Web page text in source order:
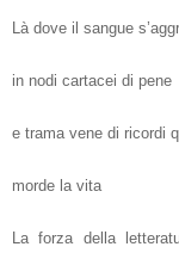
Là dove il sangue
in nodi cartacei di pene
e trama vene di ricordi
morde la vita
La forza della